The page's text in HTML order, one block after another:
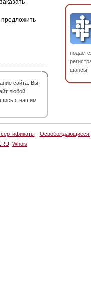
сайта. Вы
любой
с нашим
шансы.
· Освобождающиеся
Whois